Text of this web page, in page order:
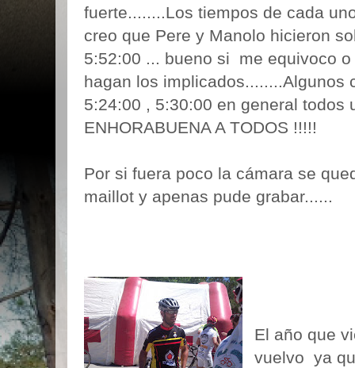
fuerte........Los tiempos de cada
creo que Pere y Manolo hicieron
5:52:00 ... bueno si me equivoco
hagan los implicados........Algunos
5:24:00 , 5:30:00 en general todos
ENHORABUENA A TODOS !!!!!
Por si fuera poco la cámara se
maillot y apenas pude grabar......
El año que
vuelvo ya